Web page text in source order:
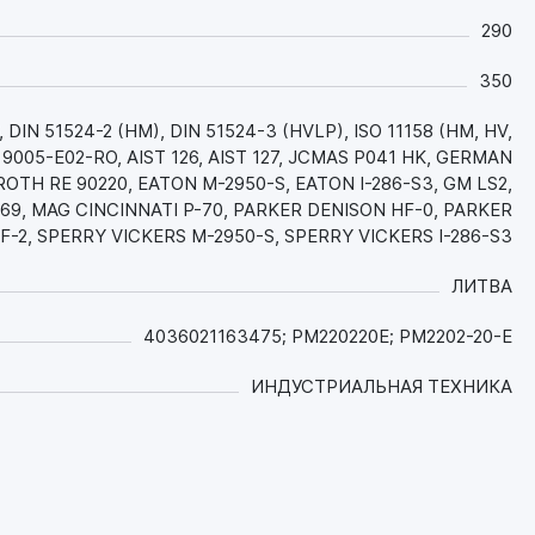
обеспечивает их долгий срок службы и
снижает расходы на запчасти;
- Современные моюще-диспергирующие
присадки обеспечивают идеальную чистоту
деталей гидросистемы, что также защищает
ресурс оборудования и повышает его
- Высочайшая термоокислительная и
механическим и химическим воздействиям в
290
350
DIN 51524-2 (HM), DIN 51524-3 (HVLP), ISO 11158 (HM, HV,
E02-RO, AIST 126, AIST 127, JCMAS P041 HK, GERMAN
RE 90220, EATON M-2950-S, EATON I-286-S3, GM LS2,
MAG CINCINNATI P-70, PARKER DENISON HF-0, PARKER
2, SPERRY VICKERS M-2950-S, SPERRY VICKERS I-286-S3
ЛИТВА
4036021163475; PM220220E; PM2202-20-E
ИНДУСТРИАЛЬНАЯ ТЕХНИКА